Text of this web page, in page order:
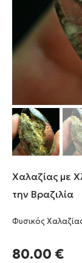
Χαλαζίας με
την Βραζιλία
Φυσικός
80.00 €